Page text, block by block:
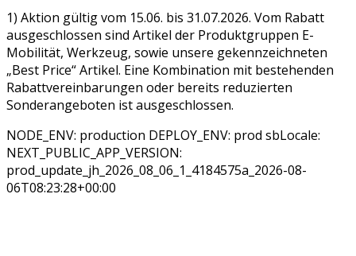
1) Aktion gültig vom 15.06. bis 31.07.2026. Vom Rabatt
ausgeschlossen sind Artikel der Produktgruppen E-
Mobilität, Werkzeug, sowie unsere gekennzeichneten
„Best Price“ Artikel. Eine Kombination mit bestehenden
Rabattvereinbarungen oder bereits reduzierten
Sonderangeboten ist ausgeschlossen.
NODE_ENV: production DEPLOY_ENV: prod sbLocale:
NEXT_PUBLIC_APP_VERSION:
prod_update_jh_2026_08_06_1_4184575a_2026-08-
06T08:23:28+00:00